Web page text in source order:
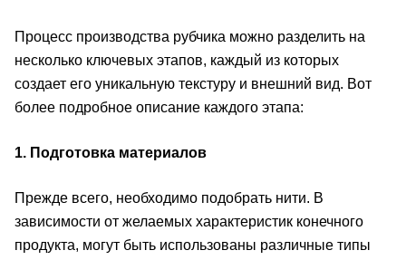
Процесс производства рубчика можно разделить на
несколько ключевых этапов, каждый из которых
создает его уникальную текстуру и внешний вид. Вот
более подробное описание каждого этапа:
1. Подготовка материалов
Прежде всего, необходимо подобрать нити. В
зависимости от желаемых характеристик конечного
продукта, могут быть использованы различные типы